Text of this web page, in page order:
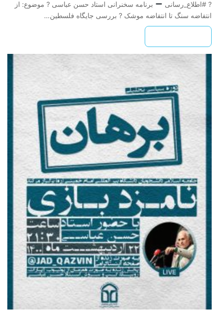
? #اطلاع_رسانی
برنامه سخنرانی استاد حسن عباسی ? موضوع: از
انتفاضه سنگ تا انتفاضه موشک ? بررسی جایگاه فلسطین…